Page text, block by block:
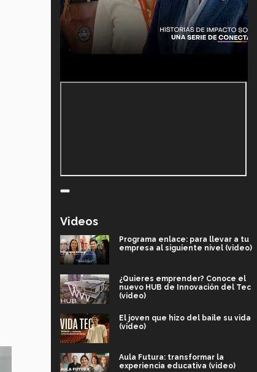
Videos
Programa enlace: para llevar a tu
empresa al siguiente nivel (video)
¿Quieres emprender? Conoce el
nuevo HUB de Innovación del Tec
(video)
El joven que hizo del baile su vida
(video)
Aula Futura: transformar la
experiencia educativa (video)